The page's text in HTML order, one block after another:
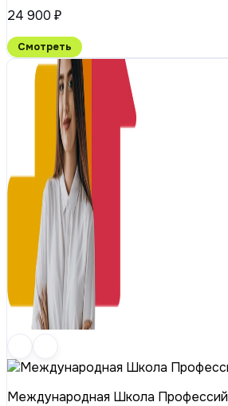
24 900 ₽
Смотреть
Международная Школа Профессий